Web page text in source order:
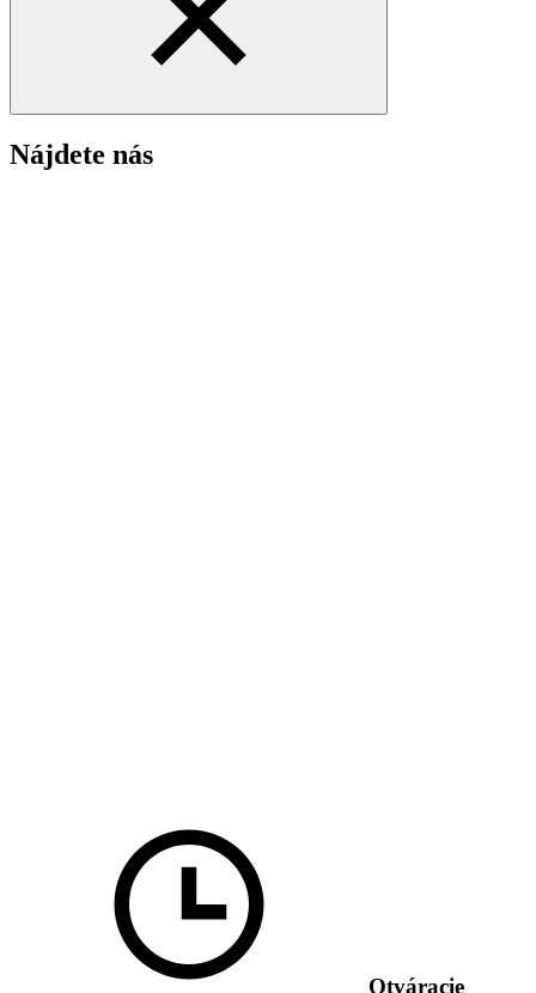
Nájdete nás
Otváracie